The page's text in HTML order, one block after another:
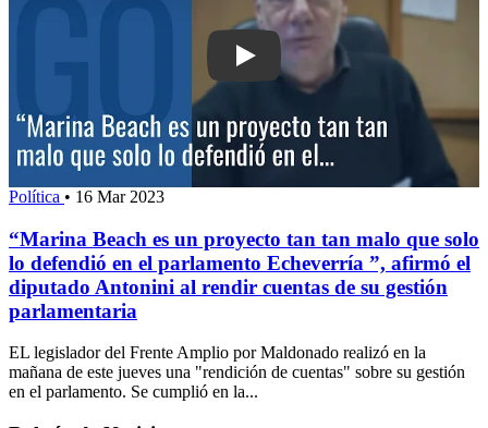
Play: “Marina Beach es un proyecto
Política • 16 Mar 2023
“Marina Beach es un proyecto tan tan malo que solo
lo defendió en el parlamento Echeverría ”, afirmó el
diputado Antonini al rendir cuentas de su gestión
parlamentaria
EL legislador del Frente Amplio por Maldonado realizó en la
mañana de este jueves una "rendición de cuentas" sobre su gestión
en el parlamento. Se cumplió en la...